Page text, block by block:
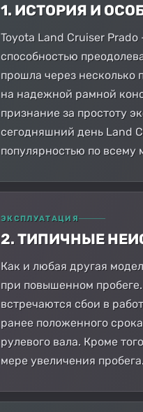
1. ИСТОРИЯ И
Toyota Land Cruiser
способностью
прошла через несколько
на надежной рамной
признание за простоту
сегодняшний день Land
популярностью по всему
ЭКСПЛУАТАЦИЯ
2. ТИПИЧНЫЕ
Как и любая другая
при повышенном
встречаются сбои в
ранее положенного
рулевого вала. Кроме
мере увеличения